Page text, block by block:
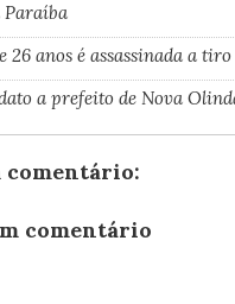
Paraíba
26 anos é assassinada a
a prefeito de Nova
comentário:
comentário